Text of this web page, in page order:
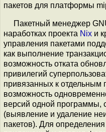
пакетов для платформы
Пакетный менеджер
наработках проекта Nix и
управления пакетами
как выполнение
возможность отката
привилегий
привязанных к отдельным
возможность
версий одной программы,
(выявление и удаление
пакетов). Для